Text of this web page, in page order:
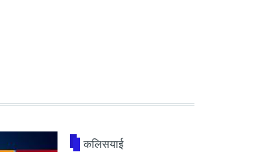
कलिसयाई